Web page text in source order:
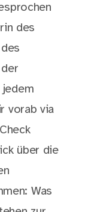
des
vorab via
über die
Was